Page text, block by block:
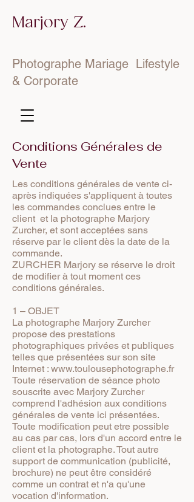
Marjory Z.
Photographe Mariage Lifestyle
& Corporate
Conditions Générales de
Vente
Les conditions générales de vente ci-
après indiquées s'appliquent à toutes
les commandes conclues entre le
client et la photographe Marjory
Zurcher, et sont acceptées sans
réserve par le client dès la date de la
commande.
ZURCHER Marjory se réserve le droit
de modifier à tout moment ces
conditions générales.
1 – OBJET
La photographe Marjory Zurcher
propose des prestations
photographiques privées et publiques
telles que présentées sur son site
Internet : www.toulousephotographe.fr
Toute réservation de séance photo
souscrite avec Marjory Zurcher
comprend l'adhésion aux conditions
générales de vente ici présentées.
Toute modification peut etre possible
au cas par cas, lors d'un accord entre le
client et la photographe. Tout autre
support de communication (publicité,
brochure) ne peut être considéré
comme un contrat et n'a qu'une
vocation d'information.